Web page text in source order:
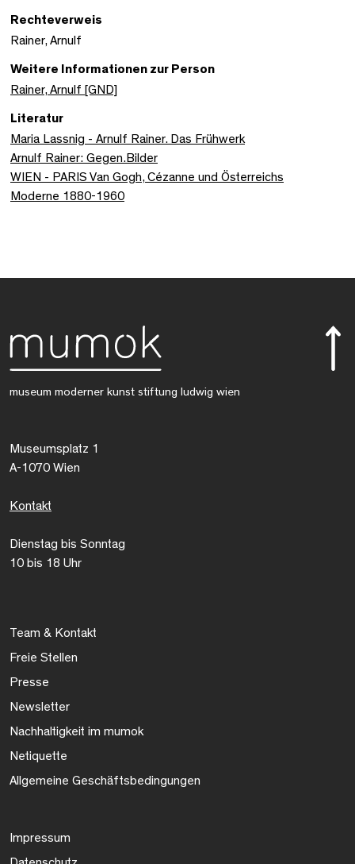
Rechteverweis
Rainer, Arnulf
Weitere Informationen zur Person
Rainer, Arnulf [GND]
Literatur
Maria Lassnig - Arnulf Rainer. Das Frühwerk
Arnulf Rainer: Gegen.Bilder
WIEN - PARIS Van Gogh, Cézanne und Österreichs
Moderne 1880-1960
museum moderner kunst stiftung ludwig wien
Museumsplatz 1
A-1070 Wien
Kontakt
Dienstag bis Sonntag
10 bis 18 Uhr
Team & Kontakt
Freie Stellen
Presse
Newsletter
Nachhaltigkeit im mumok
Netiquette
Allgemeine Geschäftsbedingungen
Impressum